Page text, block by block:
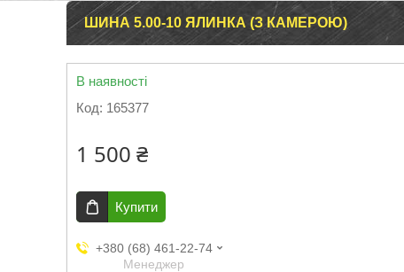
ШИНА 5.00-10 ЯЛИНКА (З КАМЕРОЮ)
В наявності
Код: 165377
1 500 ₴
Купити
+380 (68) 461-22-74
Менеджер